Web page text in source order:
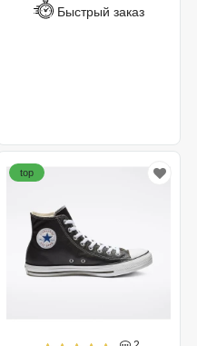
Быстрый заказ
top